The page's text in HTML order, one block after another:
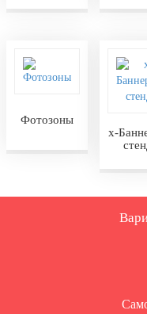
Фотозоны
х-